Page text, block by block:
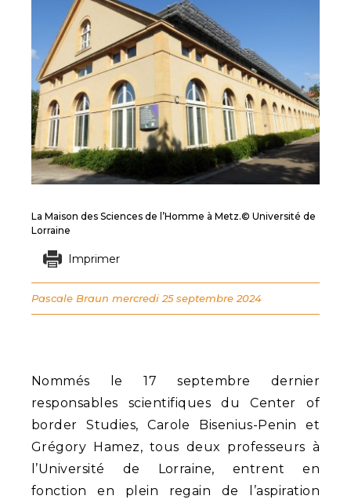
Nommés le 17 septembre dernier
responsables scientifiques du Center of
border Studies, Carole Bisenius-Penin et
Grégory Hamez, tous deux professeurs à
l’Université de Lorraine, entrent en
fonction en plein regain de l’aspiration
La Maison des Sciences de l’Homme à Metz.© Université de
Lorraine
Imprimer
Pascale Braun mercredi 25 septembre 2024